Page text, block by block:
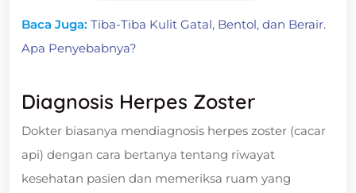
Baca Juga: Tiba-Tiba Kulit Gatal, Bentol, dan Berair.
Apa Penyebabnya?
Diagnosis Herpes Zoster
Dokter biasanya mendiagnosis herpes zoster (cacar
api) dengan cara bertanya tentang riwayat
kesehatan pasien dan memeriksa ruam yang